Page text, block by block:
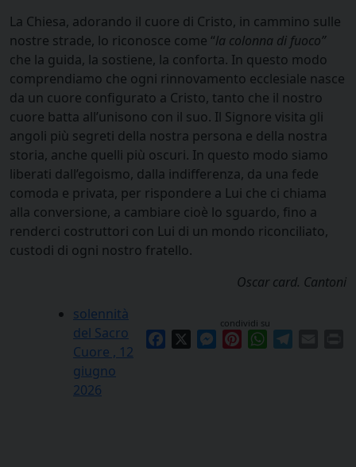
La Chiesa, adorando il cuore di Cristo, in cammino sulle
nostre strade, lo riconosce come “la colonna di fuoco”
che la guida, la sostiene, la conforta. In questo modo
comprendiamo che ogni rinnovamento ecclesiale nasce
da un cuore configurato a Cristo, tanto che il nostro
cuore batta all’unisono con il suo. Il Signore visita gli
angoli più segreti della nostra persona e della nostra
storia, anche quelli più oscuri. In questo modo siamo
liberati dall’egoismo, dalla indifferenza, da una fede
comoda e privata, per rispondere a Lui che ci chiama
alla conversione, a cambiare cioè lo sguardo, fino a
renderci costruttori con Lui di un mondo riconciliato,
custodi di ogni nostro fratello.
Oscar card. Cantoni
condividi su
Facebook Messenger
PinterestWhatsApp
solennità
del Sacro
Cuore , 12
giugno
2026